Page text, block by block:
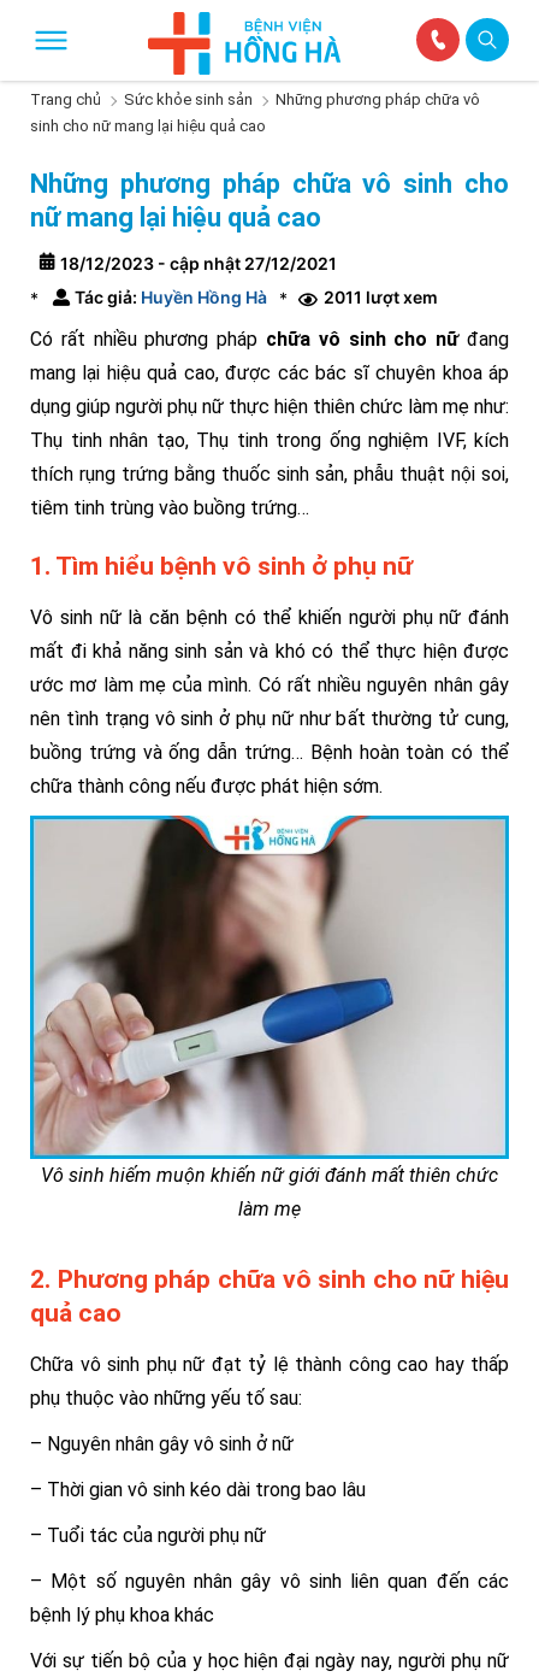
Trang chủ Sức khỏe sinh sản
Những phương pháp chữa vô
sinh cho nữ mang lại hiệu quả cao
Những phương pháp chữa vô sinh cho
nữ mang lại hiệu quả cao
18/12/2023 - cập nhật 27/12/2021
*
Tác giả: Huyền Hồng Hà * 2011 lượt xem
Có rất nhiều phương pháp chữa vô sinh cho nữđang
mang lại hiệu quả cao, được các bác sĩ chuyên khoa áp
dụng giúp người phụ nữ thực hiện thiên chức làm mẹ như:
Thụ tinh nhân tạo, Thụ tinh trong ống nghiệm IVF, kích
thích rụng trứng bằng thuốc sinh sản, phẫu thuật nội soi,
tiêm tinh trùng vào buồng trứng…
1. Tìm hiểu bệnh vô sinh ở phụ nữ
Vô sinh nữ là căn bệnh có thể khiến người phụ nữ đánh
mất đi khả năng sinh sản và khó có thể thực hiện được
ước mơ làm mẹ của mình. Có rất nhiều nguyên nhân gây
nên tình trạng vô sinh ở phụ nữ như bất thường tử cung,
buồng trứng và ống dẫn trứng… Bệnh hoàn toàn có thể
chữa thành công nếu được phát hiện sớm.
Vô sinh hiếm muộn khiến nữ giới đánh mất thiên chức
làm mẹ
2. Phương pháp chữa vô sinh cho nữ hiệu
quả cao
Chữa vô sinh phụ nữ đạt tỷ lệ thành công cao hay thấp
phụ thuộc vào những yếu tố sau:
– Nguyên nhân gây vô sinh ở nữ
– Thời gian vô sinh kéo dài trong bao lâu
– Tuổi tác của người phụ nữ
– Một số nguyên nhân gây vô sinh liên quan đến các
bệnh lý phụ khoa khác
Với sự tiến bộ của y học hiện đại ngày nay, người phụ nữ